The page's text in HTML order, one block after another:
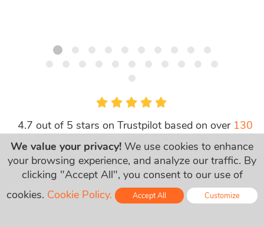
4.7 out of 5 stars on Trustpilot based on over 130
opinie
We value your privacy! We use cookies to enhance
your browsing experience, and analyze our traffic. By
clicking "Accept All", you consent to our use of
cookies. Cookie Policy. Accept All Customize